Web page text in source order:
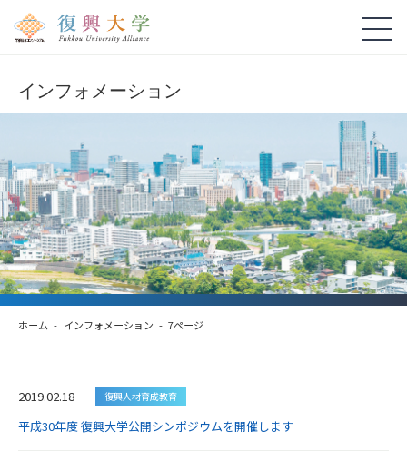
インフォメーション
ホーム インフォメーション 7ページ
2019.02.18 復興人材育成教育
平成30年度 復興大学公開シンポジウムを開催します